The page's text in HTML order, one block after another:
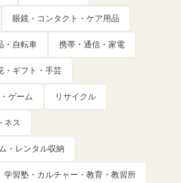
眼鏡・コンタクト・ケア用品
・自転車 携帯・通信・家電
・ギフト・手芸
ゲーム リサイクル
ネス
・レンタル収納
学習塾・カルチャー・教育・教習所